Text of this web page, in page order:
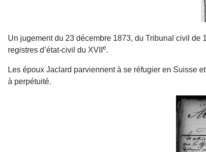
Un jugement du 23 décembre 1873, du Tribunal civil de 1
registres d’état-civil du XVII e.
Les époux Jaclard parviennent à se réfugier en Suisse
à perpétuité.